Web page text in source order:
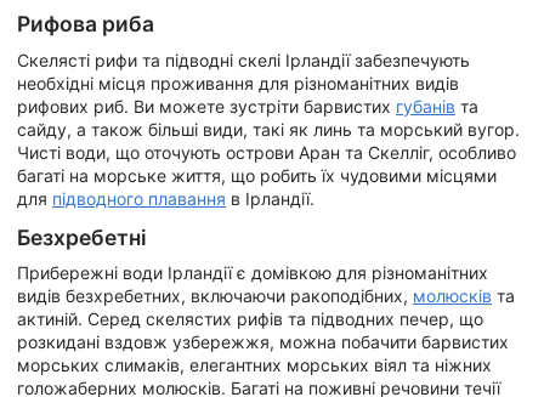
Рифова риба
Скелясті рифи та підводні скелі Ірландії забезпечують
необхідні місця проживання для різноманітних видів
рифових риб. Ви можете зустріти барвистих губанів та
сайду, а також більші види, такі як линь та морський вугор.
Чисті води, що оточують острови Аран та Скелліг, особливо
багаті на морське життя, що робить їх чудовими місцями
для підводного плавання в Ірландії.
Безхребетні
Прибережні води Ірландії є домівкою для різноманітних
видів безхребетних, включаючи ракоподібних, молюсків та
актиній. Серед скелястих рифів та підводних печер, що
розкидані вздовж узбережжя, можна побачити барвистих
морських слимаків, елегантних морських віял та ніжних
голожаберних молюсків. Багаті на поживні речовини течії